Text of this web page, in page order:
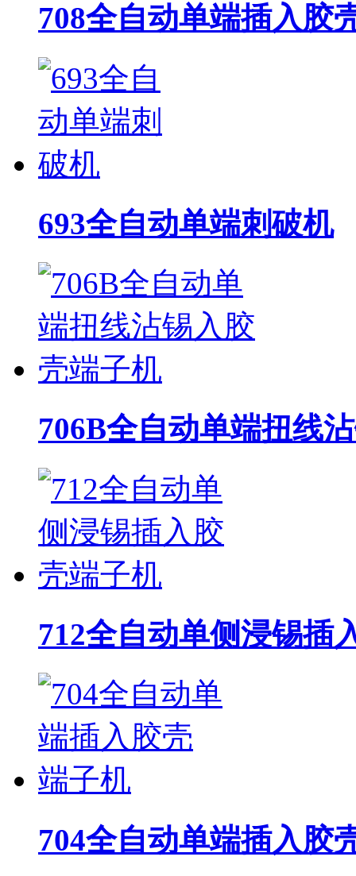
708全自动单端插入胶
693全自动单端刺破机
706B全自动单端扭线
712全自动单侧浸锡插
704全自动单端插入胶